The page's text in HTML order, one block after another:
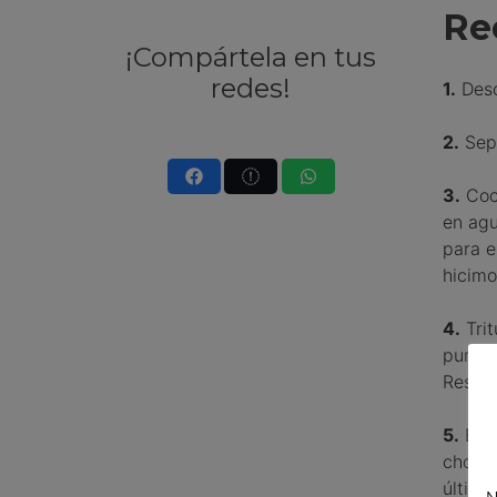
¡Compártela en tus
redes!
1.
2.
3.
en
para
4.
puré
5. En